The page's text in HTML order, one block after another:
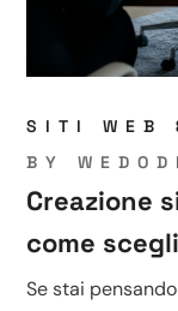
SITI WEB
BY
Creazione
come
Se stai